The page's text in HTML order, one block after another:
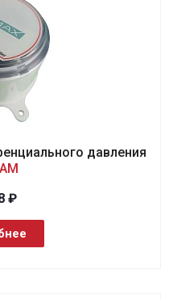
давления
₽